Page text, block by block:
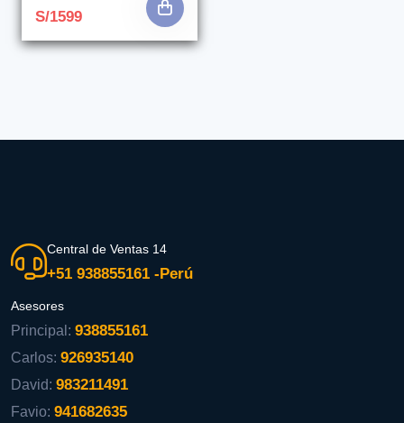
S/1599
Central de Ventas 14
+51 938855161 -Perú
Asesores
Principal: 938855161
Carlos: 926935140
David: 983211491
Favio: 941682635